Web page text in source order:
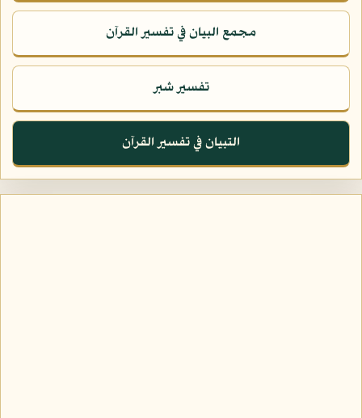
مجمع البيان في تفسير القرآن
تفسير شبر
التبيان في تفسير القرآن